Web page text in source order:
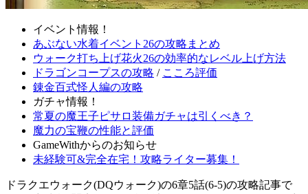
イベント情報！
あぶない水着イベント26の攻略まとめ
ウォーク打ち上げ花火26の効率的なレベル上げ方法
ドラゴンコープスの攻略 / こころ評価
錬金百式怪人編の攻略
ガチャ情報！
常夏の魔王子ピサロ装備ガチャは引くべき？
魔力の宝鞭の性能と評価
GameWithからのお知らせ
未経験可&完全在宅！攻略ライター募集！
ドラクエウォーク(DQウォーク)の6章5話(6-5)の攻略記事で